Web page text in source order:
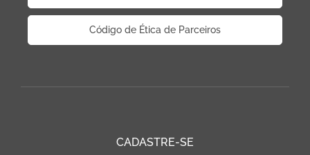
Código de Ética de Parceiros
CADASTRE-SE